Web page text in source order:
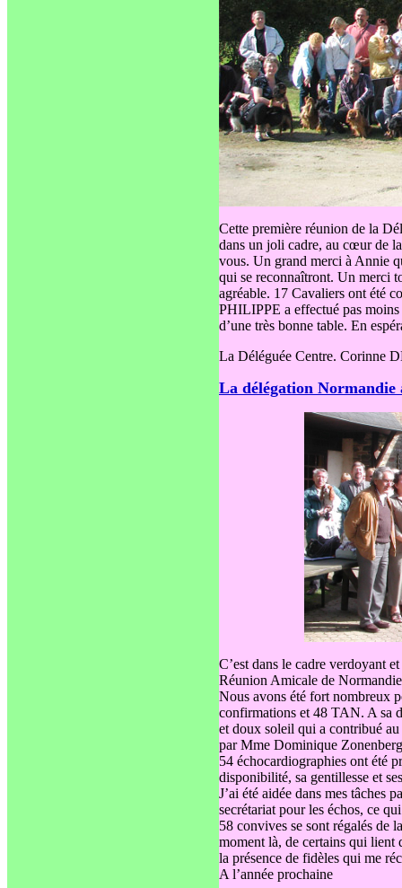
Cette première réunion de la
dans un joli cadre, au cœur de
vous. Un grand merci à Annie
qui se reconnaîtront. Un merci
agréable. 17 Cavaliers ont été
PHILIPPE a effectué pas moins
d’une très bonne table. En
La Déléguée Centre. Corinne
La délégation Normandie
C’est dans le cadre verdoyant
Réunion Amicale de
Nous avons été fort nombreux
confirmations et 48 TAN. A sa
et doux soleil qui a contribué
par Mme Dominique
54 échocardiographies ont été
disponibilité, sa gentillesse et
J’ai été aidée dans mes tâches
secrétariat pour les échos, ce
58 convives se sont régalés de
moment là, de certains qui lient
la présence de fidèles qui me
A l’année prochaine